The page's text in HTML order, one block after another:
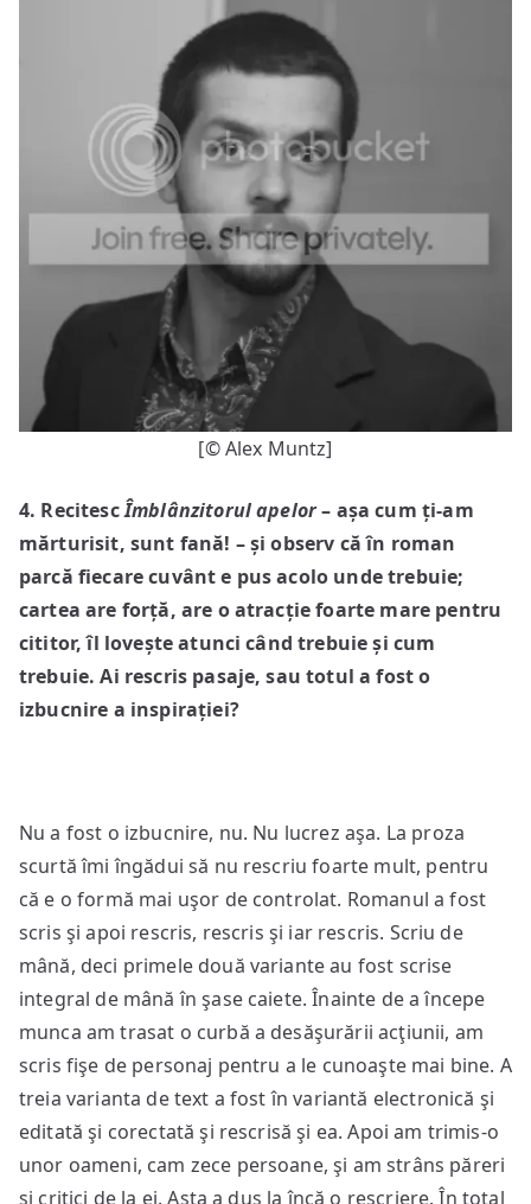
[© Alex Muntz]
4. RecitescÎmblânzitorul apelor– așa cum ți-am
mărturisit, sunt fană! – și observ că în roman
parcă fiecare cuvânt e pus acolo unde trebuie;
cartea are forță, are o atracție foarte mare pentru
cititor, îl lovește atunci când trebuie și cum
trebuie. Ai rescris pasaje, sau totul a fost o
izbucnire a inspirației?
Nu a fost o izbucnire, nu. Nu lucrez aşa. La proza
scurtă îmi îngădui să nu rescriu foarte mult, pentru
că e o formă mai uşor de controlat. Romanul a fost
scris şi apoi rescris, rescris şi iar rescris. Scriu de
mână, deci primele două variante au fost scrise
integral de mână în şase caiete. Înainte de a începe
munca am trasat o curbă a desăşurării acţiunii, am
scris fişe de personaj pentru a le cunoaşte mai bine. A
treia varianta de text a fost în variantă electronică şi
editată şi corectată şi rescrisă şi ea. Apoi am trimis-o
unor oameni, cam zece persoane, şi am strâns păreri
şi critici de la ei. Asta a dus la încă o rescriere. În total